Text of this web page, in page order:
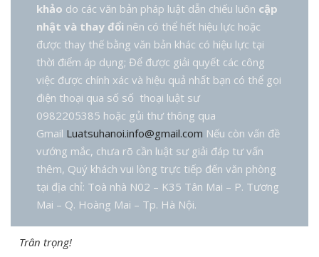
khảo do các văn bản pháp luật dẫn chiếu luôn cập
nhật và thay đổi nên có thể hết hiệu lực hoặc
được thay thế bằng văn bản khác có hiệu lực tại
thời điểm áp dụng; Để được giải quyết các công
việc được chính xác và hiệu quả nhất bạn có thể gọi
điện thoại qua số số thoại luật sư
0982205385 hoặc gủi thư thông qua
Gmail Luatsuhanoi.info@gmail.com Nếu còn vấn đề
vướng mắc, chưa rõ cần luật sư giải đáp tư vấn
thêm, Quý khách vui lòng trực tiếp đến văn phòng
tại địa chỉ: Toà nhà N02 – K35 Tân Mai – P. Tương
Mai – Q. Hoàng Mai – Tp. Hà Nội.
Trân trọng!